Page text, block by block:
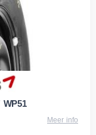
WP51
Meer info